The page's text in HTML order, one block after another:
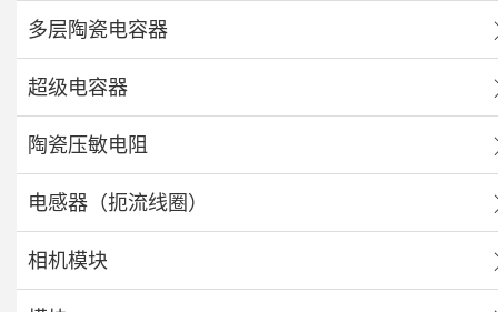
多层陶瓷电容器
超级电容器
陶瓷压敏电阻
电感器（扼流线圈）
相机模块